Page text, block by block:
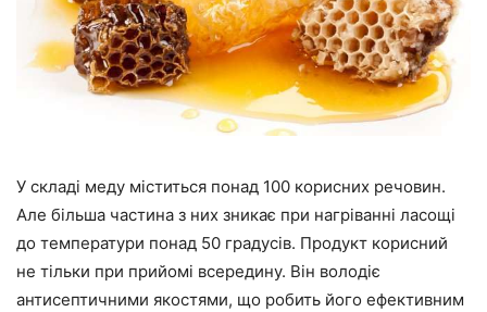
У складі меду міститься понад 100 корисних речовин.
Але більша частина з них зникає при нагріванні ласощі
до температури понад 50 градусів. Продукт корисний
не тільки при прийомі всередину. Він володіє
антисептичними якостями, що робить його ефективним